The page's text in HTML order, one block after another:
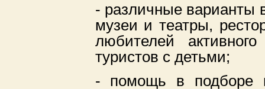
- различные варианты
музеи и театры,
любителей
туристов с детьми;
- помощь в подборе